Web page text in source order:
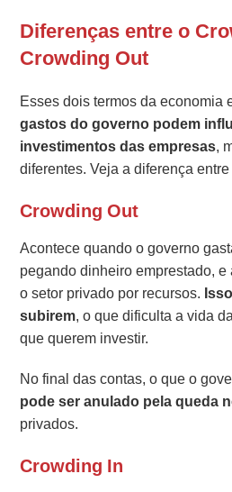
Diferenças entre o
Crowding Out
Esses dois termos da economia
gastos do governo podem
investimentos das empresas,
diferentes. Veja a diferença
Crowding Out
Acontece quando o governo
pegando dinheiro emprestado,
o setor privado por recursos.
subirem, o que dificulta a vida
que querem investir.
No final das contas, o que o
pode ser anulado pela queda
privados.
Crowding In